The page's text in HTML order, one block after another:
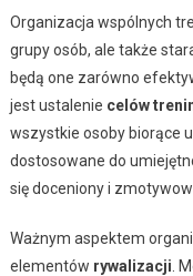
Organizacja wspólnych
grupy osób, ale także
będą one zarówno
jest ustalenie celów
wszystkie osoby biorące
dostosowane do
się doceniony i
Ważnym aspektem
elementów rywalizacji.